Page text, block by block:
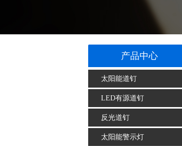
产品中心
太阳能道钉
LED有源道钉
反光道钉
太阳能警示灯